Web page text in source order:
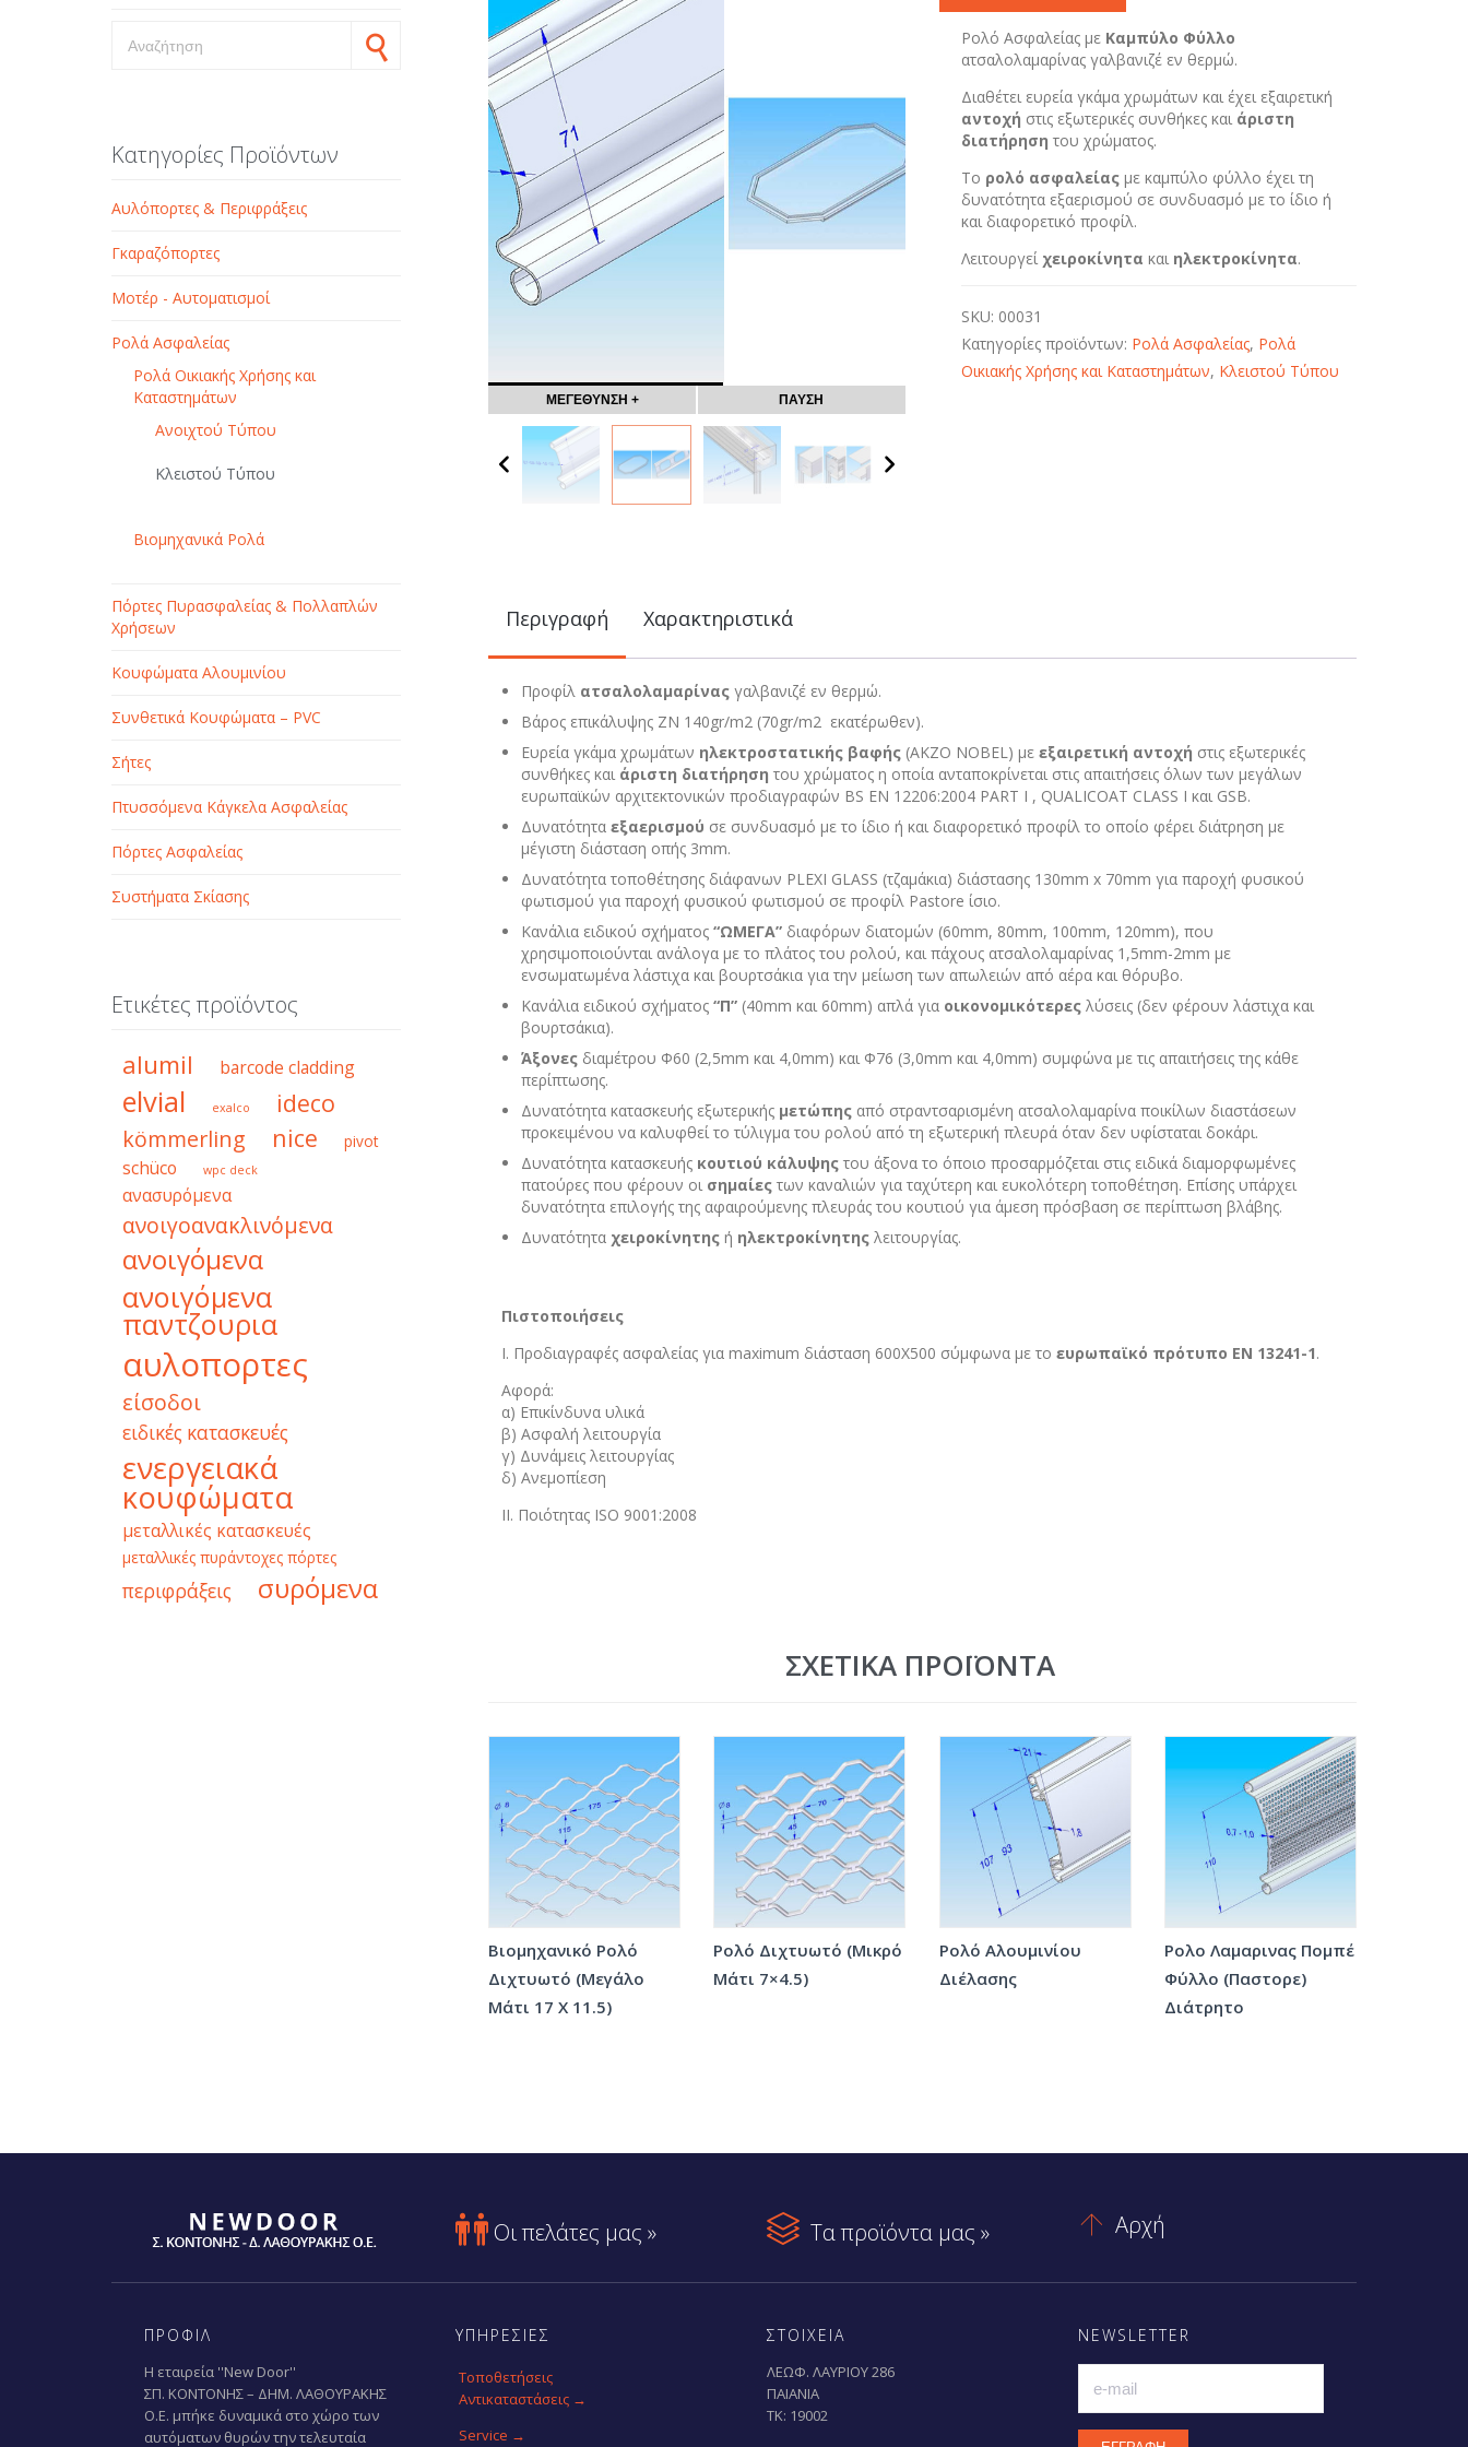
Κατηγορίες Προϊόντων
Αυλόπορτες & Περιφράξεις
Γκαραζόπορτες
Μοτέρ - Αυτοματισμοί
Ρολά Ασφαλείας
Ρολά Οικιακής Χρήσης και
Καταστημάτων
Ανοιχτού Tύπου
Kλειστού Tύπου
Βιομηχανικά Ρολά
Πόρτες Πυρασφαλείας & Πολλαπλών
Χρήσεων
Κουφώματα Αλουμινίου
Συνθετικά Κουφώματα – PVC
Σήτες
Πτυσσόμενα Κάγκελα Ασφαλείας
Πόρτες Ασφαλείας
Συστήματα Σκίασης
Ετικέτες προϊόντος
alumil barcode cladding
elvial exalco ideco
kömmerling nice pivot
schüco wpc deck
ανασυρόμενα
ανοιγοανακλινόμενα
ανοιγόμενα
ανοιγόμενα
παντζουρια
αυλοπορτες
είσοδοι
ειδικές κατασκευές
ενεργειακά
κουφώματα
μεταλλικές κατασκευές
μεταλλικές πυράντοχες πόρτες
περιφράξεις συρόμενα
ΜΕΓΕΘΥΝΣΗ + ΠΑΥΣΗ
Ρολό Ασφαλείας με Καμπύλο Φύλλο
ατσαλολαμαρίνας γαλβανιζέ εν θερμώ.
Διαθέτει ευρεία γκάμα χρωμάτων και έχει εξαιρετική
αντοχή στις εξωτερικές συνθήκες και άριστη
διατήρηση του χρώματος.
Το ρολό ασφαλείας με καμπύλο φύλλο έχει τη
δυνατότητα εξαερισμού σε συνδυασμό με το ίδιο ή
και διαφορετικό προφίλ.
Λειτουργεί χειροκίνητα και ηλεκτροκίνητα.
SKU: 00031
Κατηγορίες προϊόντων: Ρολά Ασφαλείας, Ρολά
Οικιακής Χρήσης και Καταστημάτων, Kλειστού Tύπου
Περιγραφή Χαρακτηριστικά
Προφίλ ατσαλολαμαρίνας γαλβανιζέ εν θερμώ.
Βάρος επικάλυψης ZN 140gr/m2 (70gr/m2 εκατέρωθεν).
Ευρεία γκάμα χρωμάτων ηλεκτροστατικής βαφής (AKZO NOBEL) με εξαιρετική αντοχή στις εξωτερικές
συνθήκες και άριστη διατήρηση του χρώματος η οποία ανταποκρίνεται στις απαιτήσεις όλων των μεγάλων
ευρωπαϊκών αρχιτεκτονικών προδιαγραφών BS EN 12206:2004 PART I , QUALICOAT CLASS I και GSB.
Δυνατότηταεξαερισμού σε συνδυασμό με το ίδιο ή και διαφορετικό προφίλ το οποίο φέρει διάτρηση με
μέγιστη διάσταση οπής 3mm.
Δυνατότητα τοποθέτησης διάφανων PLEXI GLASS (τζαμάκια) διάστασης 130mm x 70mm για παροχή φυσικού
φωτισμού για παροχή φυσικού φωτισμού σε προφίλ Pastore ίσιο.
Κανάλια ειδικού σχήματος “ΩΜΕΓΑ” διαφόρων διατομών (60mm, 80mm, 100mm, 120mm), που
χρησιμοποιούνται ανάλογα με το πλάτος του ρολού, και πάχους ατσαλολαμαρίνας 1,5mm-2mm με
ενσωματωμένα λάστιχα και βουρτσάκια για την μείωση των απωλειών από αέρα και θόρυβο.
Κανάλια ειδικού σχήματος“Π” (40mm και 60mm) απλά για οικονομικότερες λύσεις (δεν φέρουν λάστιχα και
βουρτσάκια).
Άξονες διαμέτρου Φ60 (2,5mm και 4,0mm) και Φ76 (3,0mm και 4,0mm) συμφώνα με τις απαιτήσεις της κάθε
περίπτωσης.
Δυνατότητα κατασκευής εξωτερικής μετώπης από στραντσαρισμένη ατσαλολαμαρίνα ποικίλων διαστάσεων
προκειμένου να καλυφθεί το τύλιγμα του ρολού από τη εξωτερική πλευρά όταν δεν υφίσταται δοκάρι.
Δυνατότητα κατασκευής κουτιού κάλυψης του άξονα το όποιο προσαρμόζεται στις ειδικά διαμορφωμένες
πατούρες που φέρουν οι σημαίεςτων καναλιών για ταχύτερη και ευκολότερη τοποθέτηση. Επίσης υπάρχει
δυνατότητα επιλογής της αφαιρούμενης πλευράς του κουτιού για άμεση πρόσβαση σε περίπτωση βλάβης.
Δυνατότητα χειροκίνητης ή ηλεκτροκίνητης λειτουργίας.
Πιστοποιήσεις
Ι. Προδιαγραφές ασφαλείας για maximum διάσταση 600Χ500 σύμφωνα με το ευρωπαϊκό πρότυπο ΕΝ 13241-1.
Αφορά:
α) Επικίνδυνα υλικά
β) Ασφαλή λειτουργία
γ) Δυνάμεις λειτουργίας
δ) Ανεμοπίεση
ΙΙ. Ποιότητας ISO 9001:2008
ΣΧΕΤΙΚΆ ΠΡΟΪΌΝΤΑ
Βιομηχανικό Ρολό
Διχτυωτό (Μεγάλο
Μάτι 17 Χ 11.5)
Ρολό Διχτυωτό (Μικρό
Μάτι 7×4.5)
Ρολό Αλουμινίου
Διέλασης
Ρολο Λαμαρινας Πομπέ
Φύλλο (Παστορε)
Διάτρητο
 Οι πελάτες μας »  Τα προϊόντα μας »  Αρχή
ΠΡΟΦΙΛ
Η εταιρεία ''New Door''
ΣΠ. ΚΟΝΤΟΝΗΣ – ΔΗΜ. ΛΑΘΟΥΡΑΚΗΣ
Ο.Ε. μπήκε δυναμικά στο χώρο των
αυτόματων θυρών την τελευταία
ΥΠΗΡΕΣΙΕΣ
Τοποθετήσεις
Αντικαταστάσεις →
Service →
ΣΤΟΙΧΕΙΑ
ΛΕΩΦ. ΛΑΥΡΙΟΥ 286
ΠΑΙΑΝΙΑ
ΤΚ: 19002
NEWSLETTER